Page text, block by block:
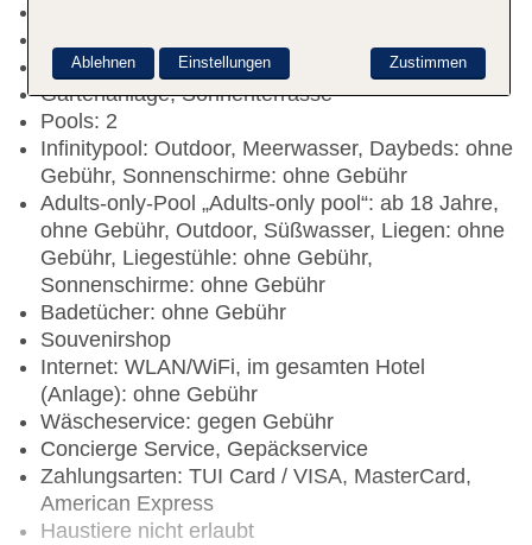
Gartenanlage, Sonnenterrasse
Pools: 2
Infinitypool: Outdoor, Meerwasser, Daybeds: ohne
Gebühr, Sonnenschirme: ohne Gebühr
Adults-only-Pool „Adults-only pool“: ab 18 Jahre,
ohne Gebühr, Outdoor, Süßwasser, Liegen: ohne
Gebühr, Liegestühle: ohne Gebühr,
Sonnenschirme: ohne Gebühr
Badetücher: ohne Gebühr
Souvenirshop
Internet: WLAN/WiFi, im gesamten Hotel
(Anlage): ohne Gebühr
Wäscheservice: gegen Gebühr
Concierge Service, Gepäckservice
Zahlungsarten: TUI Card / VISA, MasterCard,
American Express
Haustiere nicht erlaubt
Zustimmen
Ablehnen Einstellungen